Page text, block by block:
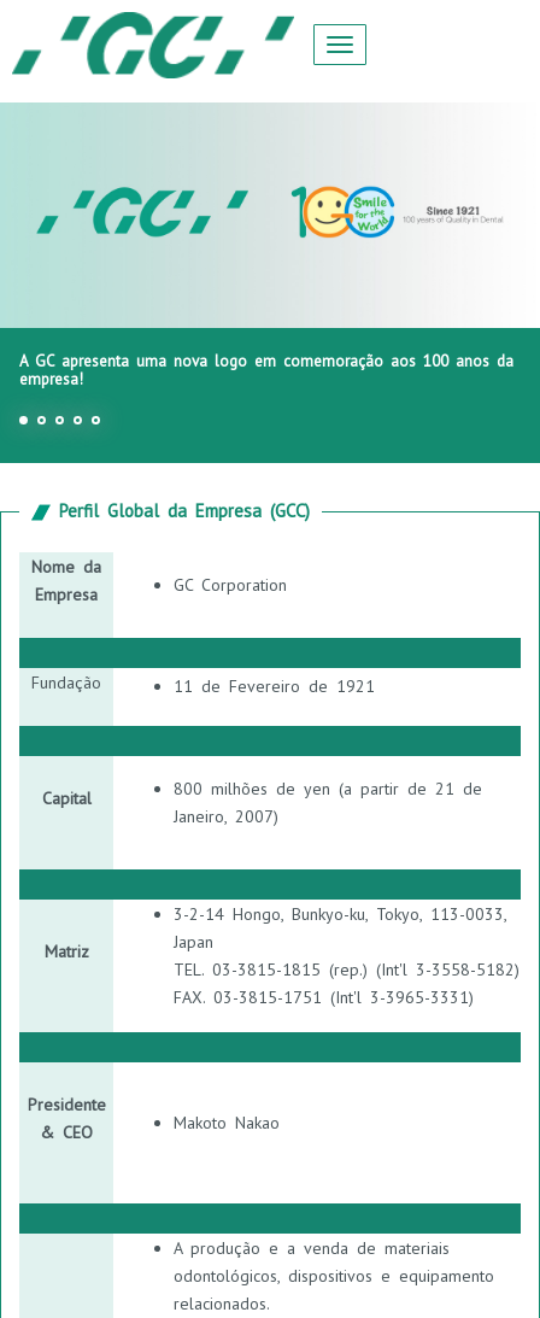
A GC apresenta uma nova logo em comemoração aos 100 anos da
empresa!
Perfil Global da Empresa (GCC)
Nome da
Empresa
GC Corporation
Fundação 11 de Fevereiro de 1921
Capital
800 milhões de yen (a partir de 21 de
Janeiro, 2007)
Matriz
3-2-14 Hongo, Bunkyo-ku, Tokyo, 113-0033,
Japan
TEL. 03-3815-1815 (rep.) (Int'l 3-3558-5182)
FAX. 03-3815-1751 (Int'l 3-3965-3331)
Presidente
& CEO
Makoto Nakao
A produção e a venda de materiais
odontológicos, dispositivos e equipamento
relacionados.